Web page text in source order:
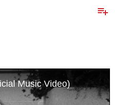
playlist_add
Music Video)